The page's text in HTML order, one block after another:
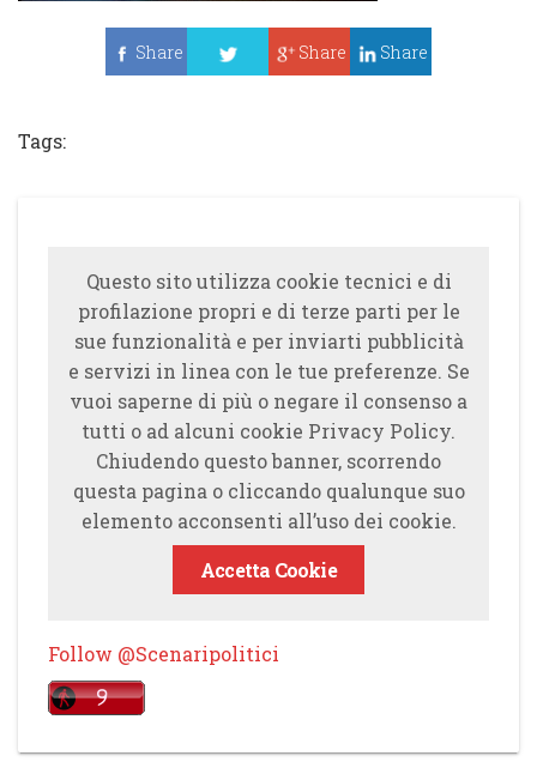
Share
Share Share
Tags:
Questo sito utilizza cookie tecnici e di
profilazione propri e di terze parti per le
sue funzionalità e per inviarti pubblicità
e servizi in linea con le tue preferenze. Se
vuoi saperne di più o negare il consenso a
tutti o ad alcuni cookie Privacy Policy.
Chiudendo questo banner, scorrendo
questa pagina o cliccando qualunque suo
elemento acconsenti all’uso dei cookie.
Accetta Cookie
Follow @Scenaripolitici